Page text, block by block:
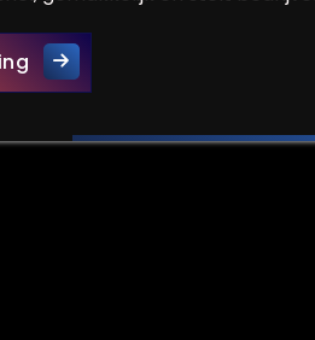
De Kracht van Zakelijke E-